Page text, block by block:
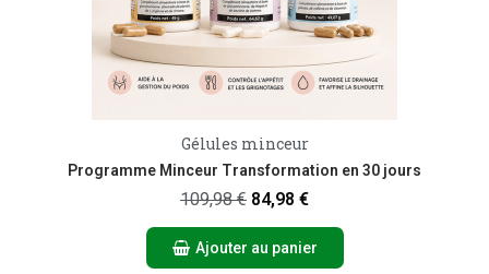
Aperçu rapide
Gélules minceur
Programme Minceur Transformation en 30 jours
109,98 € 84,98 €
Ajouter au panier